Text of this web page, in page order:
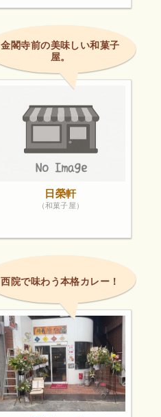
金閣寺前の美味しい和菓子
屋。
日榮軒
（和菓子屋）
西院で味わう本格カレー！